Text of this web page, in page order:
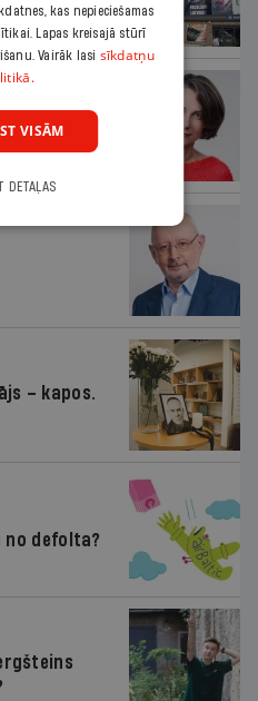
– kapos.
no defolta?
kas nepieciešamas
Lapas kreisajā stūrī
Vairāk lasi sīkdatņu
VISĀM
DETAĻAS